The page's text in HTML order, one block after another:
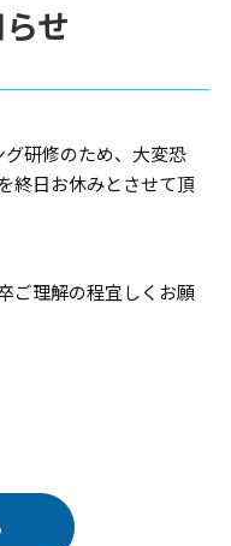
せ
研修のため、大変恐
終日お休みとさせて頂
ご理解の程宜しくお願